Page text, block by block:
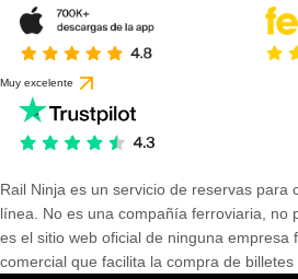
Muy excelente
Rail Ninja es un servicio de reservas para
línea. No es una compañía ferroviaria, no
es el sitio web oficial de ninguna empresa
comercial que facilita la compra de billetes